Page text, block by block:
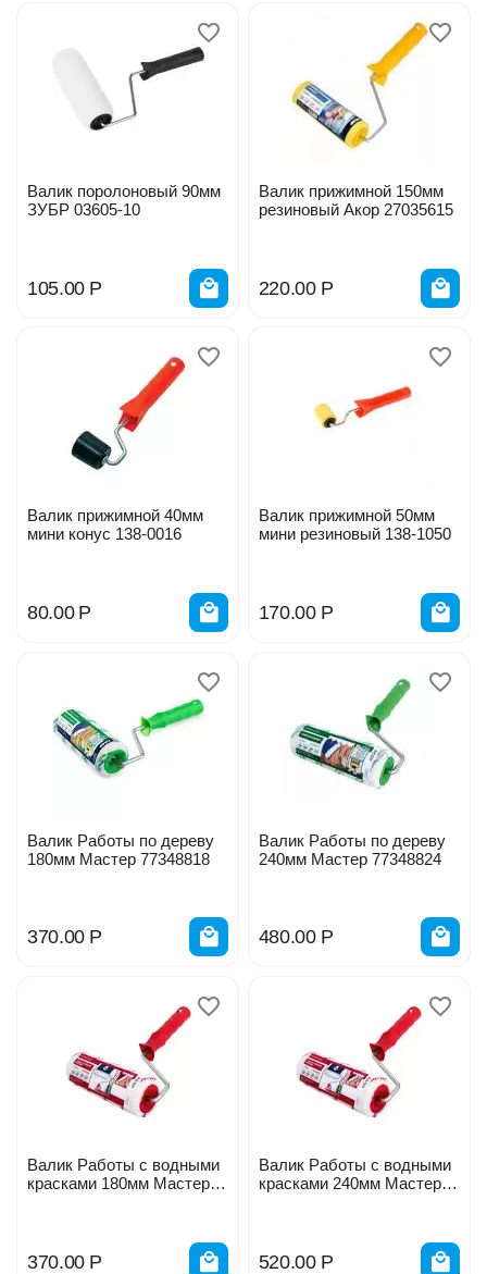
Валик поролоновый 90мм
ЗУБР 03605-10
105.00 Р
Валик прижимной 150мм
резиновый Акор 27035615
220.00 Р
Валик прижимной 40мм
мини конус 138-0016
80.00 Р
Валик прижимной 50мм
мини резиновый 138-1050
170.00 Р
Валик Работы по дереву
180мм Мастер 77348818
370.00 Р
Валик Работы по дереву
240мм Мастер 77348824
480.00 Р
Валик Работы с водными
красками 180мм Мастер
370.00 Р
Валик Работы с водными
красками 240мм Мастер
520.00 Р